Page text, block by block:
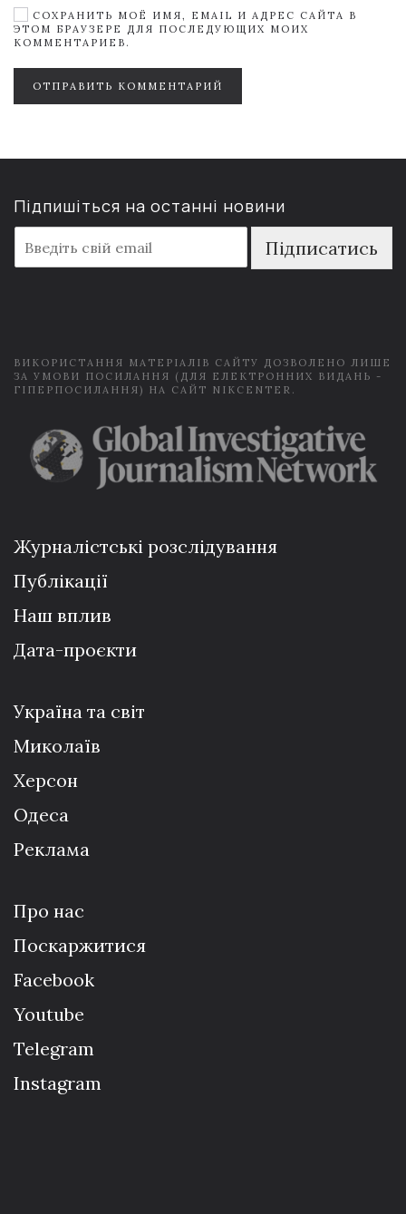
СОХРАНИТЬ МОЁ ИМЯ, EMAIL И АДРЕС САЙТА В
ЭТОМ БРАУЗЕРЕ ДЛЯ ПОСЛЕДУЮЩИХ МОИХ
КОММЕНТАРИЕВ.
ОТПРАВИТЬ КОММЕНТАРИЙ
Підпишіться на останні новини
m
a
Підписатись
ВИКОРИСТАННЯ МАТЕРІАЛІВ САЙТУ ДОЗВОЛЕНО ЛИШЕ
ЗА УМОВИ ПОСИЛАННЯ (ДЛЯ ЕЛЕКТРОННИХ ВИДАНЬ -
ГІПЕРПОСИЛАННЯ) НА САЙТ NIKCENTER.
Журналістські розслідування
Публікації
Наш вплив
Дата-проєкти
Україна та світ
Миколаїв
Херсон
Одеса
Реклама
Про нас
Поскаржитися
Facebook
Youtube
Telegram
Instagram